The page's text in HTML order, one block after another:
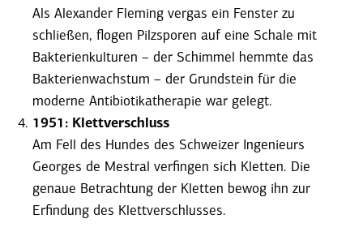
Als Alexander Fleming vergas ein Fenster zu
schließen, flogen Pilzsporen auf eine Schale mit
Bakte­ri­en­kul­turen – der Schimmel hemmte das
Bakte­ri­en­wachstum – der Grund­stein für die
moderne Antibio­ti­ka­the­rapie war gelegt.
1951: Klett­ver­schluss
Am Fell des Hundes des Schweizer Ingenieurs
Georges de Mestral verfingen sich Kletten. Die
genaue Betrachtung der Kletten bewog ihn zur
Erfindung des Klett­ver­schlusses.